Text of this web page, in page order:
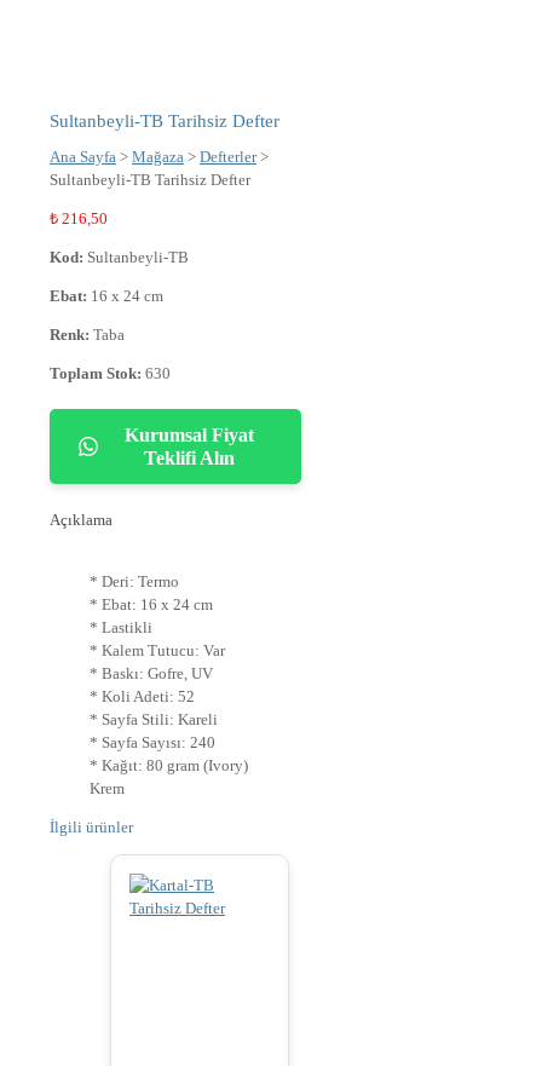
Sultanbeyli-TB Tarihsiz Defter
Ana Sayfa > Mağaza > Defterler>
Sultanbeyli-TB Tarihsiz Defter
₺ 216,50
Kod: Sultanbeyli-TB
Ebat: 16 x 24 cm
Renk: Taba
Toplam Stok: 630
Kurumsal Fiyat
Teklifi Alın
Açıklama
* Deri: Termo
* Ebat: 16 x 24 cm
* Lastikli
* Kalem Tutucu: Var
* Baskı: Gofre, UV
* Koli Adeti: 52
* Sayfa Stili: Kareli
* Sayfa Sayısı: 240
* Kağıt: 80 gram (Ivory)
Krem
İlgili ürünler